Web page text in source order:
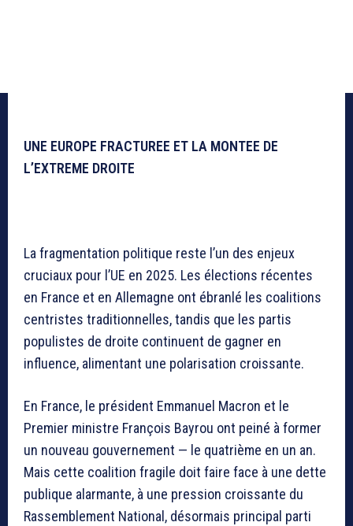
UNE EUROPE FRACTUREE ET LA MONTEE DE
L’EXTREME DROITE
La fragmentation politique reste l’un des enjeux
cruciaux pour l’UE en 2025. Les élections récentes
en France et en Allemagne ont ébranlé les coalitions
centristes traditionnelles, tandis que les partis
populistes de droite continuent de gagner en
influence, alimentant une polarisation croissante.
En France, le président Emmanuel Macron et le
Premier ministre François Bayrou ont peiné à former
un nouveau gouvernement — le quatrième en un an.
Mais cette coalition fragile doit faire face à une dette
publique alarmante, à une pression croissante du
Rassemblement National, désormais principal parti